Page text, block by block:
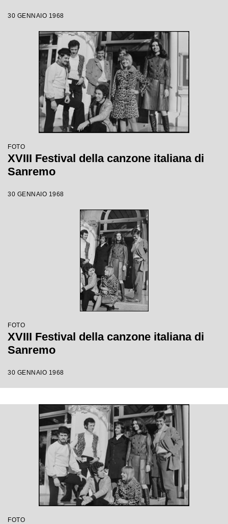
30 GENNAIO 1968
FOTO
XVIII Festival della canzone italiana di
Sanremo
30 GENNAIO 1968
FOTO
XVIII Festival della canzone italiana di
Sanremo
30 GENNAIO 1968
FOTO